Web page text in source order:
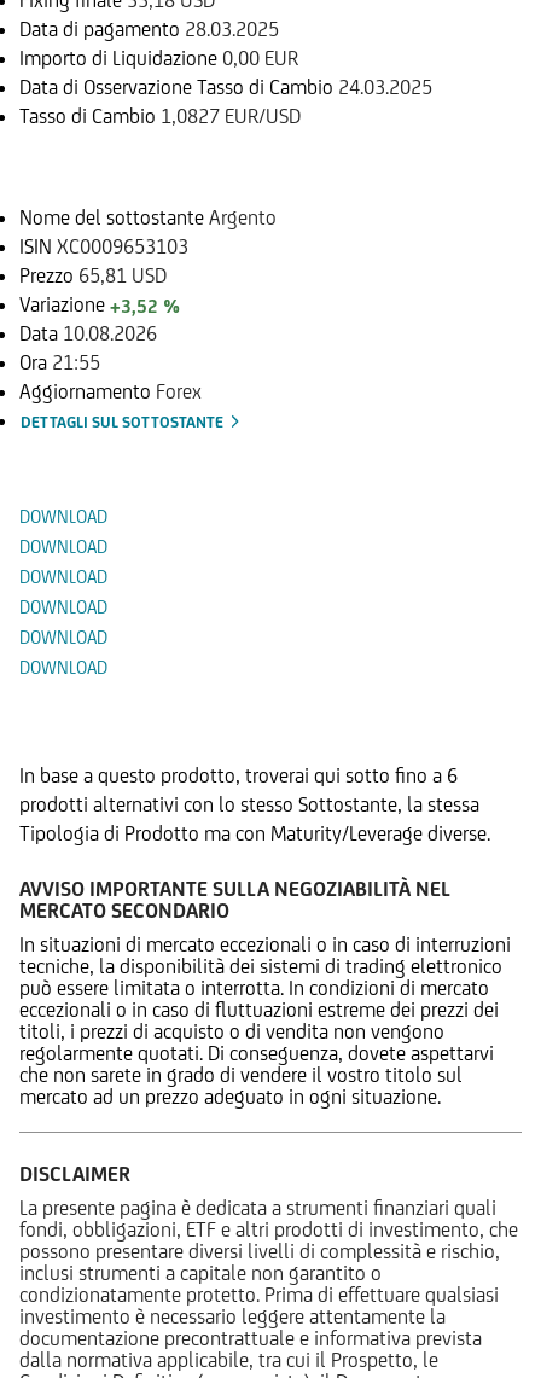
Data di pagamento 28.03.2025
Importo di Liquidazione 0,00 EUR
Data di Osservazione Tasso di Cambio 24.03.2025
Tasso di Cambio 1,0827 EUR/USD
Nome del sottostante Argento
ISIN XC0009653103
Prezzo 65,81 USD
Variazione +3,52 %
Data 10.08.2026
Ora 21:55
Aggiornamento Forex
DETTAGLI SUL SOTTOSTANTE
DOWNLOAD
DOWNLOAD
DOWNLOAD
DOWNLOAD
DOWNLOAD
DOWNLOAD
In base a questo prodotto, troverai qui sotto fino a 6
prodotti alternativi con lo stesso Sottostante, la stessa
Tipologia di Prodotto ma con Maturity/Leverage diverse.
AVVISO IMPORTANTE SULLA NEGOZIABILITÀ NEL
MERCATO SECONDARIO
In situazioni di mercato eccezionali o in caso di interruzioni
tecniche, la disponibilità dei sistemi di trading elettronico
può essere limitata o interrotta. In condizioni di mercato
eccezionali o in caso di fluttuazioni estreme dei prezzi dei
titoli, i prezzi di acquisto o di vendita non vengono
regolarmente quotati. Di conseguenza, dovete aspettarvi
che non sarete in grado di vendere il vostro titolo sul
mercato ad un prezzo adeguato in ogni situazione.
DISCLAIMER
La presente pagina è dedicata a strumenti finanziari quali
fondi, obbligazioni, ETF e altri prodotti di investimento, che
possono presentare diversi livelli di complessità e rischio,
inclusi strumenti a capitale non garantito o
condizionatamente protetto. Prima di effettuare qualsiasi
investimento è necessario leggere attentamente la
documentazione precontrattuale e informativa prevista
dalla normativa applicabile, tra cui il Prospetto, le